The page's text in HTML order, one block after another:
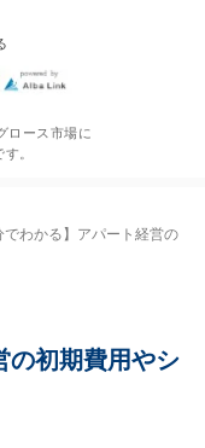
ロース市場に
。
でわかる】アパート経営の
の初期費用やシ